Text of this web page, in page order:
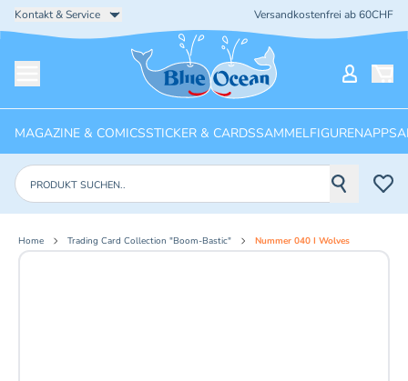
Kontakt & Service Versandkostenfrei ab 60CHF
Startseite
MAGAZINE & COMICSSTICKER & CARDSSAMMELFIGURENAPPS
Produkte suchen
Home Trading Card Collection "Boom-Bastic" Nummer 040 I Wolves